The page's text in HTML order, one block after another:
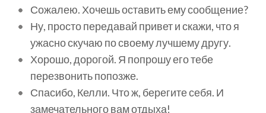
Сожалею. Хочешь оставить ему сообщение?
Ну, просто передавай привет и скажи, что я
ужасно скучаю по своему лучшему другу.
Хорошо, дорогой. Я попрошу его тебе
перезвонить попозже.
Спасибо, Келли. Что ж, берегите себя. И
замечательного вам отдыха!